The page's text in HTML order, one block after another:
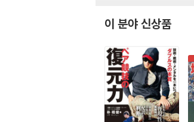
이 분야 신상품